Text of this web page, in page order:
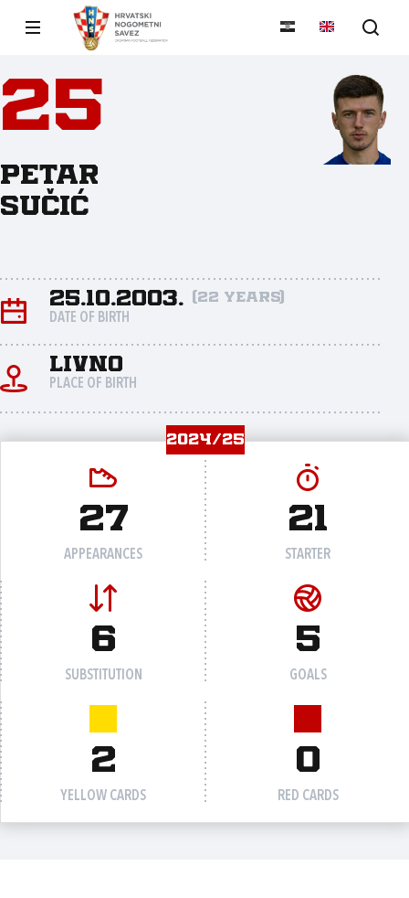
25
Petar
Sučić
25.10.2003. (22 years)
DATE OF BIRTH
Livno
PLACE OF BIRTH
2024/25
27
APPEARANCES
21
STARTER
6
SUBSTITUTION
5
GOALS
2
YELLOW CARDS
0
RED CARDS